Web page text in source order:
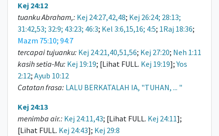
Kej 24:12
tuanku Abraham,: Kej 24:27,42,48; Kej 26:24; 28:13;
31:42,53; 32:9; 43:23; 46:3; Kel 3:6,15,16; 4:5; 1Raj 18:36;
Mazm 75:10; 94:7
tercapai tujuanku: Kej 24:21,40,51,56; Kej 27:20; Neh 1:11
kasih setia-Mu: Kej 19:19; [Lihat FULL. Kej 19:19];Yos
2:12; Ayub 10:12
Catatan frasa: LALU BERKATALAH IA, "TUHAN, ... "
Kej 24:13
menimba air.: Kej 24:11,43; [Lihat FULL. Kej 24:11];
[Lihat FULL. Kej 24:43]; Kej 29:8